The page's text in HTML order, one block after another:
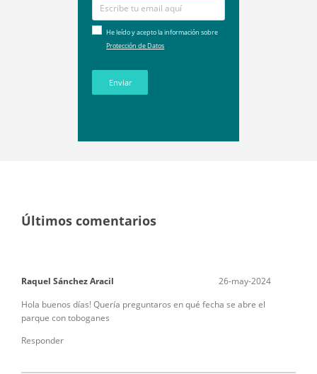
He leído y acepto la información sobre
Protección de Datos
Enviar
Últimos comentarios
Raquel Sánchez Aracil 26-may-2024
Hola buenos días! Quería preguntaros en qué fecha se abre el
parque con toboganes
Responder